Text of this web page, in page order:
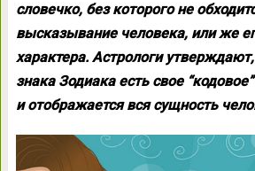
словечко, без которого не
высказывание человека, или же
характера. Астрологи
знака Зодиака есть свое
и отображается вся сущность